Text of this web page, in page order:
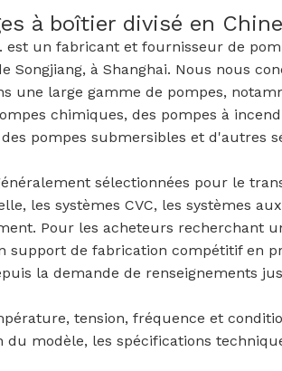
à boîtier divisé en Chine
est un fabricant et fournisseur de
Songjiang, à Shanghai. Nous nous
une large gamme de pompes,
chimiques, des pompes à
pompes submersibles et d'autres
sélectionnées pour le
les systèmes CVC, les systèmes
Pour les acheteurs recherchant
de fabrication compétitif en
la demande de renseignements
tension, fréquence et
modèle, les spécifications